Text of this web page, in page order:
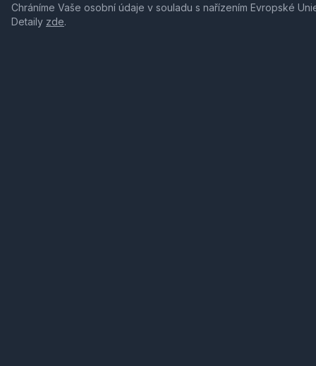
Chráníme Vaše osobní údaje v souladu s nařízením Evropské
Detaily zde.